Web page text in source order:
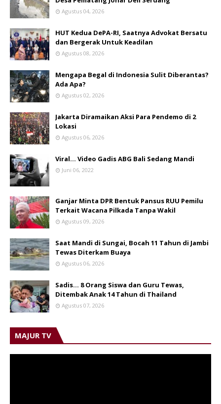
Agustus 04, 2026
HUT Kedua DePA-RI, Saatnya Advokat Bersatu
dan Bergerak Untuk Keadilan
Agustus 08, 2026
Mengapa Begal di Indonesia Sulit Diberantas?
Ada Apa?
Agustus 02, 2026
Jakarta Diramaikan Aksi Para Pendemo di 2
Lokasi
Agustus 06, 2026
Viral... Video Gadis ABG Bali Sedang Mandi
Juni 06, 2022
Ganjar Minta DPR Bentuk Pansus RUU Pemilu
Terkait Wacana Pilkada Tanpa Wakil
Agustus 09, 2026
Saat Mandi di Sungai, Bocah 11 Tahun di Jambi
Tewas Diterkam Buaya
Agustus 06, 2026
Sadis… 8 Orang Siswa dan Guru Tewas,
Ditembak Anak 14 Tahun di Thailand
Agustus 07, 2026
MAJUR TV